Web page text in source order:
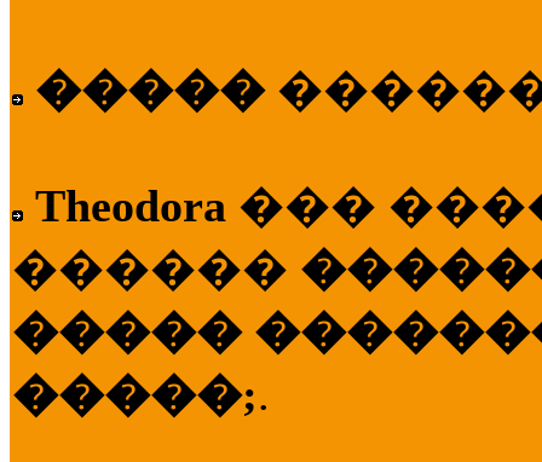
�����
Theodora ���
������
�����
�����;.